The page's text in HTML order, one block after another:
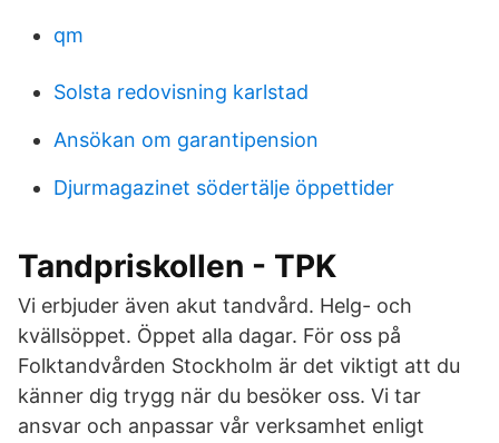
qm
Solsta redovisning karlstad
Ansökan om garantipension
Djurmagazinet södertälje öppettider
Tandpriskollen - TPK
Vi erbjuder även akut tandvård. Helg- och
kvällsöppet. Öppet alla dagar. För oss på
Folktandvården Stockholm är det viktigt att du
känner dig trygg när du besöker oss. Vi tar
ansvar och anpassar vår verksamhet enligt